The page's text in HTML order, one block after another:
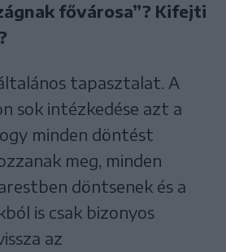
fővárosa”? Kifejti
tapasztalat. A
sok intézkedése azt a
minden döntést
meg, minden
döntsenek és a
is csak bizonyos
az